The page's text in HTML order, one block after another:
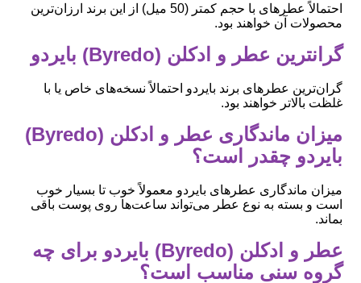
احتمالاً عطرهای با حجم کمتر (50 میل) از این برند ارزان‌ترین
محصولات آن خواهند بود.
گرانترین عطر و ادکلن (Byredo) بایردو
گران‌ترین عطرهای برند بایردو احتمالاً نسخه‌های خاص یا با
غلظت بالاتر خواهند بود.
میزان ماندگاری عطر و ادکلن (Byredo)
بایردو چقدر است؟
میزان ماندگاری عطرهای بایردو معمولاً خوب تا بسیار خوب
است و بسته به نوع عطر می‌تواند ساعت‌ها روی پوست باقی
بماند.
عطر و ادکلن (Byredo) بایردو برای چه
گروه سنی مناسب است؟